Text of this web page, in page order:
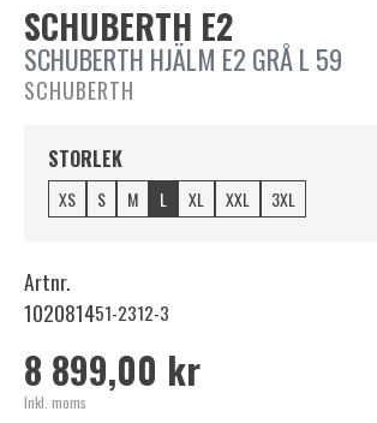
SCHUBERTH E2
SCHUBERTH HJÄLM E2 GRÅ L 59
SCHUBERTH
STORLEK
XS S M L XL XXL 3XL
Artnr.
102081451-2312-3
8 899,00 kr
Inkl. moms